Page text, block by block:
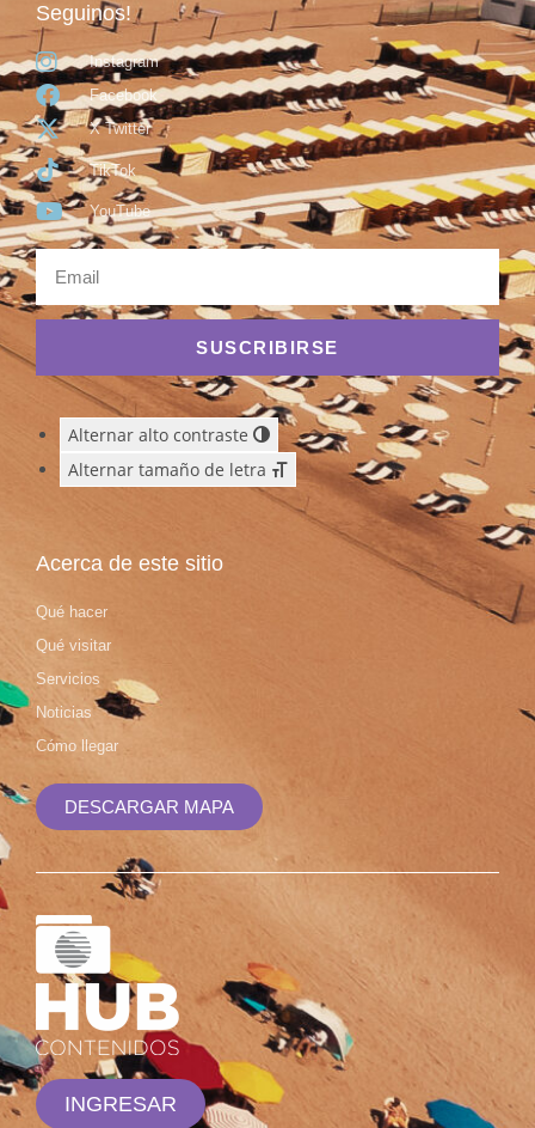
Seguinos!
Instagram
Facebook
X Twitter
TikTok
YouTube
SUSCRIBIRSE
Alternar alto contraste
Alternar tamaño de letra
Acerca de este sitio
Qué hacer
Qué visitar
Servicios
Noticias
Cómo llegar
DESCARGAR MAPA
INGRESAR